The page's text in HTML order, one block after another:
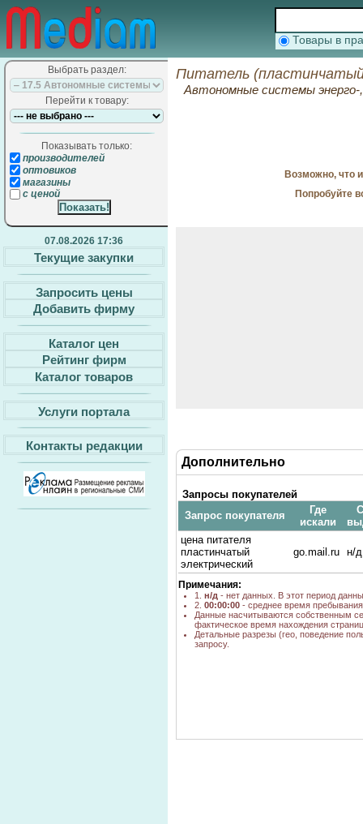
Товары в
Выбрать раздел:
Перейти к товару:
Показывать только:
производителей
оптовиков
магазины
с ценой
07.08.2026 17:36
Текущие закупки
Запросить цены
Добавить фирму
Каталог цен
Рейтинг фирм
Каталог товаров
Услуги портала
Контакты редакции
Питатель
Автономные системы энерго-,
Возможно, что
Попробуйте
Дополнительно
Запросы покупателей
Запрос покупателя
Где
искали
цена питателя
пластинчатый
электрический
go.mail.ru н/д
Примечания:
1. н/д - нет данных. В этот период
2. 00:00:00 - среднее время
Данные насчитываются собственным
фактическое время нахождения
Детальные разрезы (гео, поведение
запросу.